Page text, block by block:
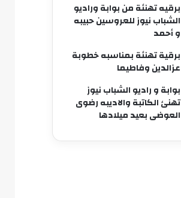
برقيه تهنئة من بوابة وراديو
الشباب نيوز للعروسين حبيبه
و أحمد
برقية تهنئة بمناسبه خطوبة
عزالدين وفاطيما
بوابة و راديو الشباب نيوز
تهنئ الكاتبة والاديبه رضوى
العوضى بعيد ميلادها